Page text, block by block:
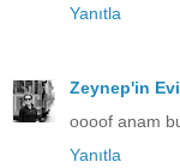
Yanıtla
Zeynep'in Evi
oooof anam
Yanıtla